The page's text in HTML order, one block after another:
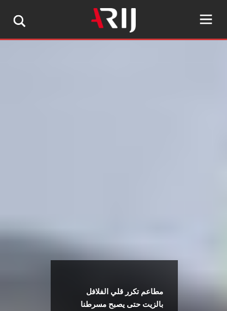
مطاعم تكرر قلي الفلافل
بالزيت حتى يصبح مسرطنا